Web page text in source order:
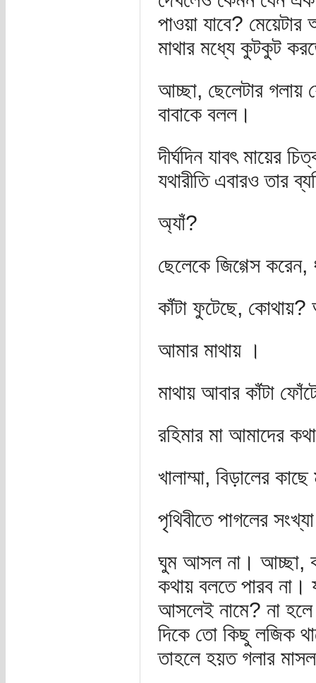
পাওয়া যাবে?
মাথার মধ্যে কুটকুট
আচ্ছা, ছেলেটার গলায়
বাবাকে বলল।
দীর্ঘদিন যাবৎ মায়ের
যথারীতি এবারও তার
অ্যাঁ?
ছেলেকে জিগ্গেস করেন,
কাঁটা ফুটেছে,
আমার মাথায় ।
মাথায় আবার কাঁটা
রহিমার মা আমাদের
খালাম্মা, বিড়ালের
পৃথিবীতে পাগলের
ঘুম আসল না। আচ্ছা,
কথায় বলতে পারব না।
আসলেই নামে? না
দিকে তো কিছু লজিক
তাহলে হয়ত গলার মাসল